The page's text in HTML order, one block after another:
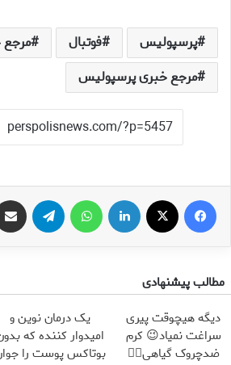
پرسپولیس فوتبال
مرجع خبری پرسپولیس
فیس بوک لینکدین تلگرام
مطالب پیشنهادی
دیگه هیچوقت پیری
سراغت نمیاد😉 کرم
ضدچروک گیاهی👈🏻
یک درمان نوین و
امیدوار کننده که
بوتاکس پوست را